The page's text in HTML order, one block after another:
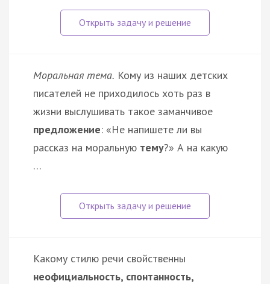
Моральная тема. Кому из наших детских
писателей не приходилось хоть раз в
жизни выслушивать такое заманчивое
предложение: «Не напишете ли вы
рассказ на моральную тему?» А на какую
…
Какому стилю речи свойственны
неофициальность, спонтанность,